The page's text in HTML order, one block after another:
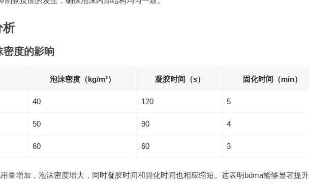
析
度的影响
泡沫密度（kg/m³） 凝胶时间（s） 固化时间（min）
40 120 5
50 90 4
60 60 3
量增加，泡沫密度增大，同时凝胶时间和固化时间也相应缩短。这表明bdma能够显著提